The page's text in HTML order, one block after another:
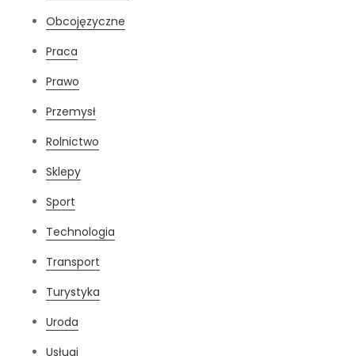
Obcojęzyczne
Praca
Prawo
Przemysł
Rolnictwo
Sklepy
Sport
Technologia
Transport
Turystyka
Uroda
Usługi